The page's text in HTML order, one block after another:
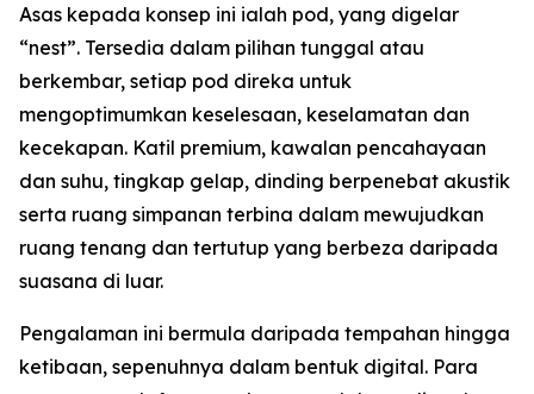
Asas kepada konsep ini ialah pod, yang digelar
“nest”. Tersedia dalam pilihan tunggal atau
berkembar, setiap pod direka untuk
mengoptimumkan keselesaan, keselamatan dan
kecekapan. Katil premium, kawalan pencahayaan
dan suhu, tingkap gelap, dinding berpenebat akustik
serta ruang simpanan terbina dalam mewujudkan
ruang tenang dan tertutup yang berbeza daripada
suasana di luar.
Pengalaman ini bermula daripada tempahan hingga
ketibaan, sepenuhnya dalam bentuk digital. Para